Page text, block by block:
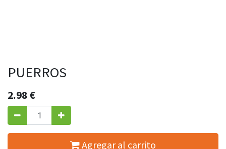
PUERROS
2.98€
Agregar al carrito